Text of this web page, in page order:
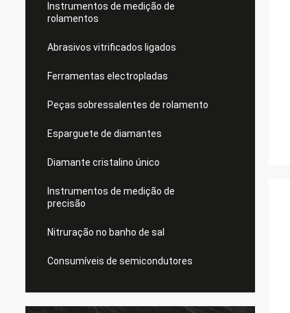
Instrumentos de medição de
rolamentos
Abrasivos vitrificados ligados
Ferramentas electropladas
Peças sobressalentes de rolamento
Esparguete de diamantes
Diamante cristalino único
Instrumentos de medição de
precisão
Nitruração no banho de sal
Consumíveis de semicondutores